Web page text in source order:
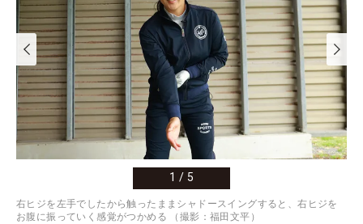
1 / 5
右ヒジを左手でしたから触ったままシャドースイングすると、右ヒジを
お腹に振っていく感覚がつかめる （撮影：福田文平）